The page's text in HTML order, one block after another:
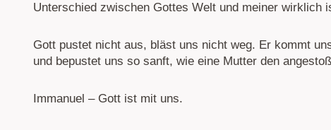
Unterschied zwischen Gottes Welt und meiner wirklich
Gott pustet nicht aus, bläst uns nicht weg. Er kommt
und bepustet uns so sanft, wie eine Mutter den
Immanuel – Gott ist mit uns.